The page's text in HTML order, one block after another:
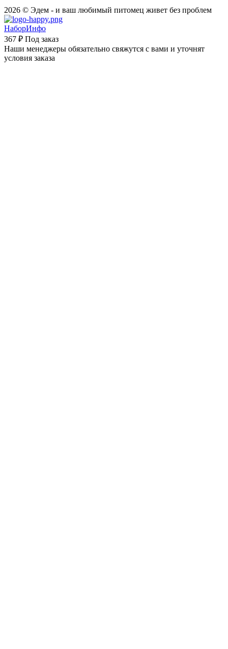
2026 © Эдем - и ваш любимый питомец живет без проблем
НаборИнфо
367 ₽ Под заказ
Наши менеджеры обязательно свяжутся с вами и уточнят
условия заказа